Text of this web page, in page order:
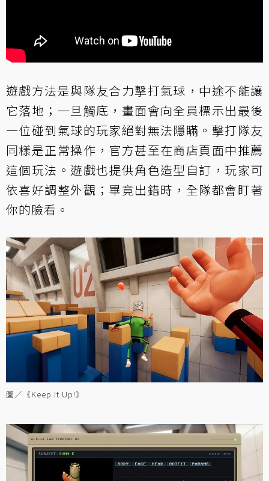
遊戲方法是與隊友合力擊打氣球，中途不能讓
它落地；一旦觸底，畫面會向全員標示出最後
一位碰到氣球的玩家絕對無法隱瞞。擊打隊友
同樣是正常操作，官方甚至在商店頁面中推薦
這個玩法。遊戲也提供角色造型自訂，玩家可
依喜好調整外觀；畢竟出錯時，全隊都會盯著
你的臉看。
圖／《Keep It Up!》